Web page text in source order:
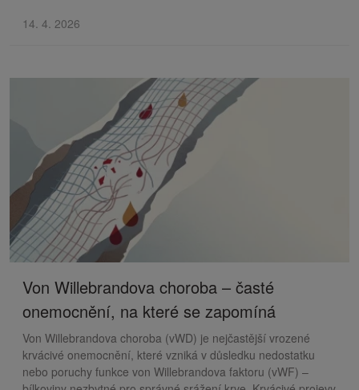
14. 4. 2026
Von Willebrandova choroba – časté
onemocnění, na které se zapomíná
Von Willebrandova choroba (vWD) je nejčastější vrozené
krvácivé onemocnění, které vzniká v důsledku nedostatku
nebo poruchy funkce von Willebrandova faktoru (vWF) –